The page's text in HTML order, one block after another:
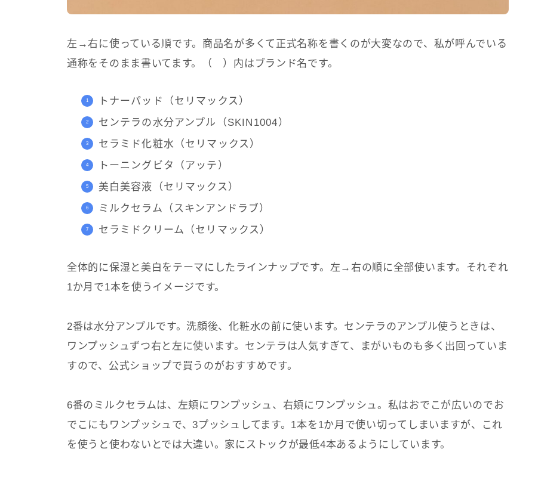
左→右に使っている順です。商品名が多くて正式名称を書くのが大変なので、私が呼んでいる
通称をそのまま書いてます。（ ）内はブランド名です。
トナーパッド（セリマックス）
センテラの水分アンプル（SKIN1004）
セラミド化粧水（セリマックス）
トーニングビタ（アッテ）
美白美容液（セリマックス）
ミルクセラム（スキンアンドラブ）
セラミドクリーム（セリマックス）
全体的に保湿と美白をテーマにしたラインナップです。左→右の順に全部使います。それぞれ
1か月で1本を使うイメージです。
2番は水分アンプルです。洗顔後、化粧水の前に使います。センテラのアンプル使うときは、
ワンプッシュずつ右と左に使います。センテラは人気すぎて、まがいものも多く出回っていま
すので、公式ショップで買うのがおすすめです。
6番のミルクセラムは、左頬にワンプッシュ、右頬にワンプッシュ。私はおでこが広いのでお
でこにもワンプッシュで、3プッシュしてます。1本を1か月で使い切ってしまいますが、これ
を使うと使わないとでは大違い。家にストックが最低4本あるようにしています。